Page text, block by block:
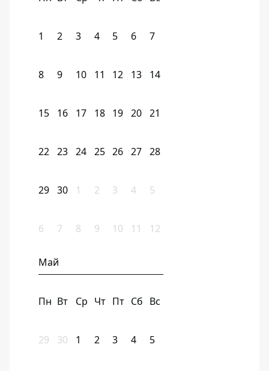
1 2 3 4 5 6 7
8 9 10 11 12 13 14
15 16 17 18 19 20 21
22 23 24 25 26 27 28
29 30 1 2 3 4 5
6 7 8 9 10 11 12
Май
Пн Вт Ср Чт Пт Сб Вс
29 30 1 2 3 4 5